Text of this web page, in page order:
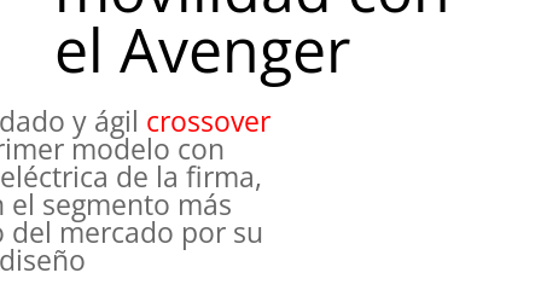
el Avenger
y ágil crossover
modelo con
de la firma,
el segmento más
mercado por su